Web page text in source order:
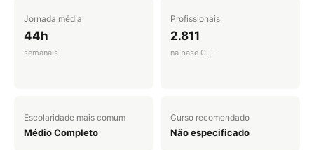
Jornada média
44h
semanais
Profissionais
2.811
na base CLT
Escolaridade mais comum
Médio Completo
Curso recomendado
Não especificado